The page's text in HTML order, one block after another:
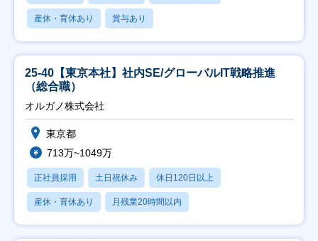
産休・育休あり 賞与あり
25-40【東京本社】社内SE/グローバルIT戦略推進
（総合職）
オルガノ株式会社
東京都
713万~1049万
正社員採用 土日祝休み 休日120日以上
産休・育休あり 月残業20時間以内